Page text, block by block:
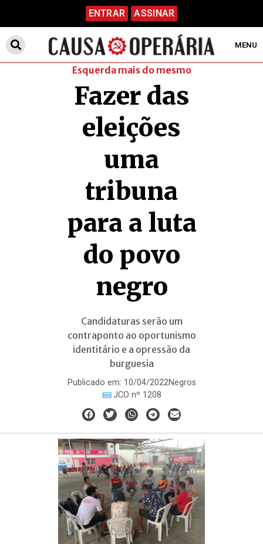
ENTRAR ASSINAR
MENU
Esquerda mais do mesmo
Fazer das
eleições
uma
tribuna
para a luta
do povo
negro
Candidaturas serão um
contraponto ao oportunismo
identitário e a opressão da
burguesia
Publicado em: 10/04/2022Negros
JCO nº 1208